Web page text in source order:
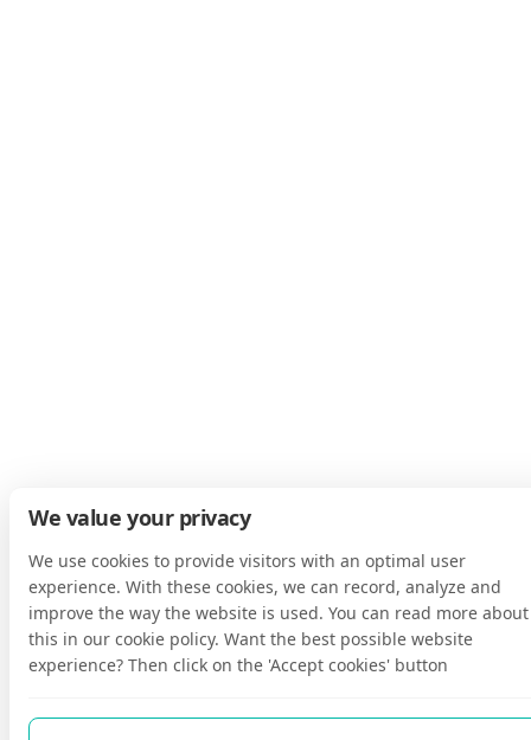
We value your privacy
We use cookies to provide visitors with an optimal user
experience. With these cookies, we can record, analyze and
improve the way the website is used. You can read more about
this in our cookie policy. Want the best possible website
experience? Then click on the 'Accept cookies' button